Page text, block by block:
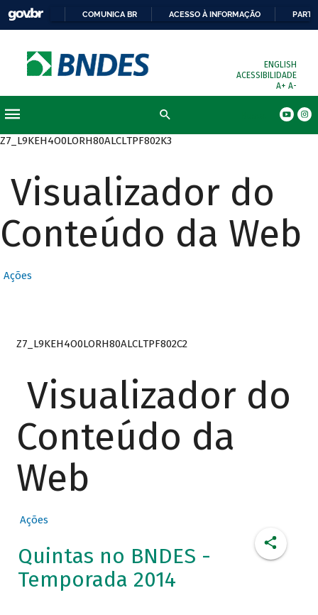
COMUNICA BR ACESSO À INFORMAÇÃO
ENGLISH
ACESSIBILIDADE
A+ A-
Z7_L9KEH4O0LORH80ALCLTPF802K3
Visualizador do
Conteúdo da Web
Ações
Z7_L9KEH4O0LORH80ALCLTPF802C2
Visualizador do
Conteúdo da
Web
Ações
Quintas no BNDES -
Temporada 2014